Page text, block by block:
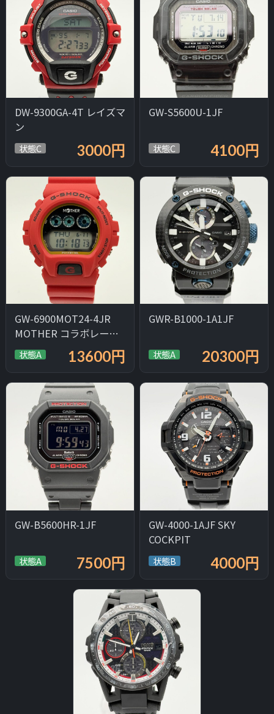
DW-9300GA-4T レイズマ
ン
状態C 3000円
GW-S5600U-1JF
状態C 4100円
GW-6900MOT24-4JR
MOTHER コラボレーシ
ョン
状態A 13600円
GWR-B1000-1A1JF
状態A 20300円
GW-B5600HR-1JF
状態A 7500円
GW-4000-1AJF SKY
COCKPIT
状態B 4000円